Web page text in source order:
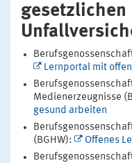
gesetzlichen
Lernportal mit
Medienerzeugnisse
gesund arbeiten
(BGHW):
Offenes